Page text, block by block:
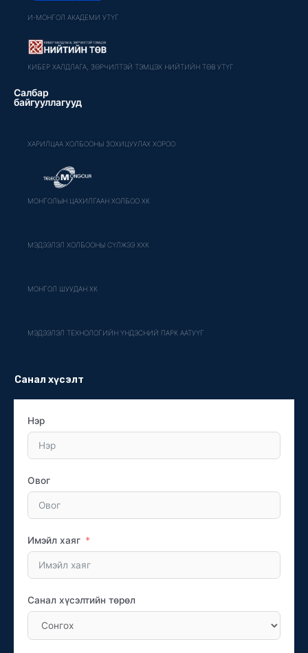
И-МОНГОЛ АКАДЕМИ УТҮГ
КИБЕР ХАЛДЛАГА, ЗӨРЧИЛТЭЙ ТЭМЦЭХ НИЙТИЙН ТӨВ УТҮГ
Салбар
байгууллагууд
ХАРИЛЦАА ХОЛБООНЫ ЗОХИЦУУЛАХ ХОРОО
МОНГОЛЫН ЦАХИЛГААН ХОЛБОО ХК
МЭДЭЭЛЭЛ ХОЛБООНЫ СҮЛЖЭЭ ХХК
МОНГОЛ ШУУДАН ХК
МЭДЭЭЛЭЛ ТЕХНОЛОГИЙН ҮНДЭСНИЙ ПАРК ААТУҮГ
Санал хүсэлт
Нэр
Овог
Имэйл хаяг
Санал хүсэлтийн төрөл